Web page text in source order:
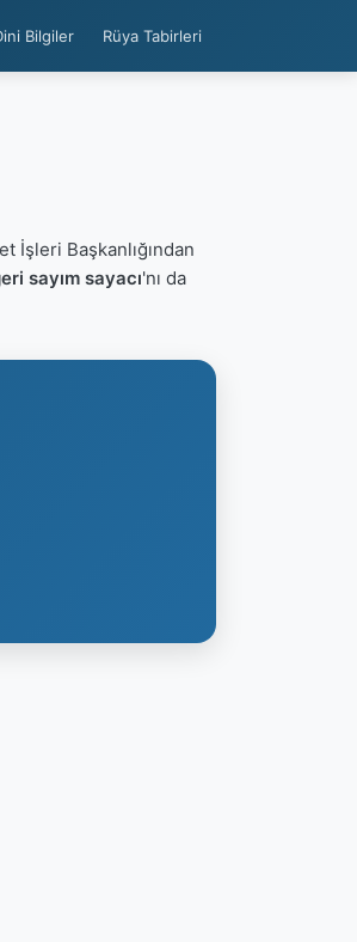
Bilgiler Rüya Tabirleri
İşleri Başkanlığından
sayım sayacı'nı da